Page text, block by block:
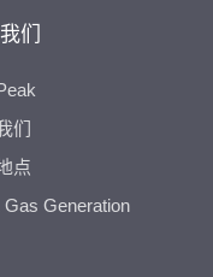
们
们
点
Gas Generation